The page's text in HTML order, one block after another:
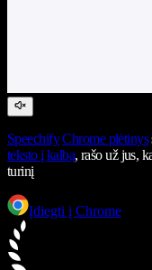
Speechify Chrome plėtinys
teksto į kalbą, rašo už jus,
turinį
Įdiegti į Chrome